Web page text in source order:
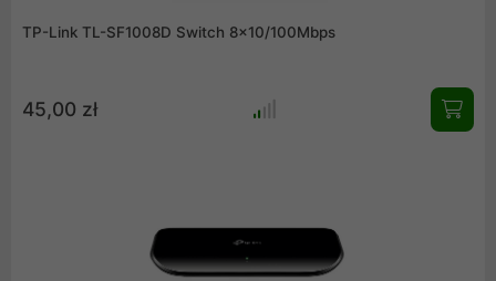
TP-Link TL-SF1008D Switch 8x10/100Mbps
45,00 zł